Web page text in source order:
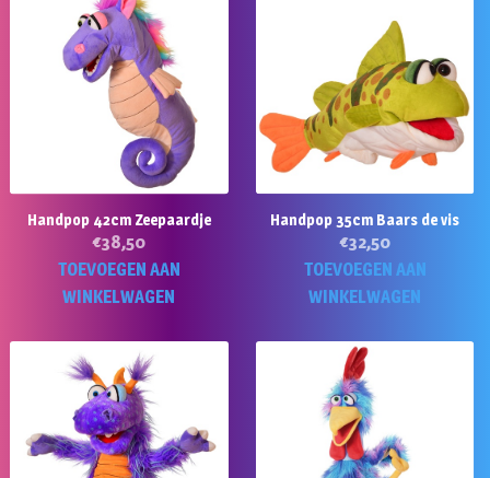
Handpop 42cm Zeepaardje
€38,50
TOEVOEGEN AAN
WINKELWAGEN
Handpop 35cm Baars de vis
€32,50
TOEVOEGEN AAN
WINKELWAGEN